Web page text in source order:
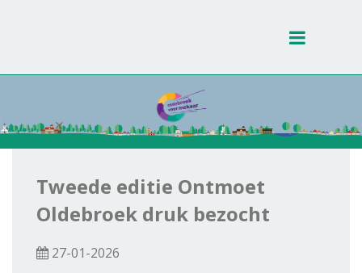
Toggle
Tweede editie Ontmoet
Oldebroek druk bezocht
27-01-2026